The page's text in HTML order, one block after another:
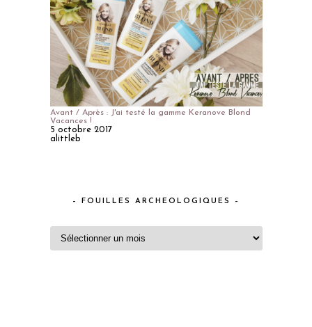
Avant / Après : J'ai testé la gamme Keranove Blond
Vacances !
5 octobre 2017
alittleb
– FOUILLES ARCHEOLOGIQUES –